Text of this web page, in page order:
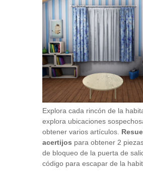
Explora cada rincón de la
explora ubicaciones
obtener varios artículos.
acertijos para obtener 2
de bloqueo de la puerta de
código para escapar de la